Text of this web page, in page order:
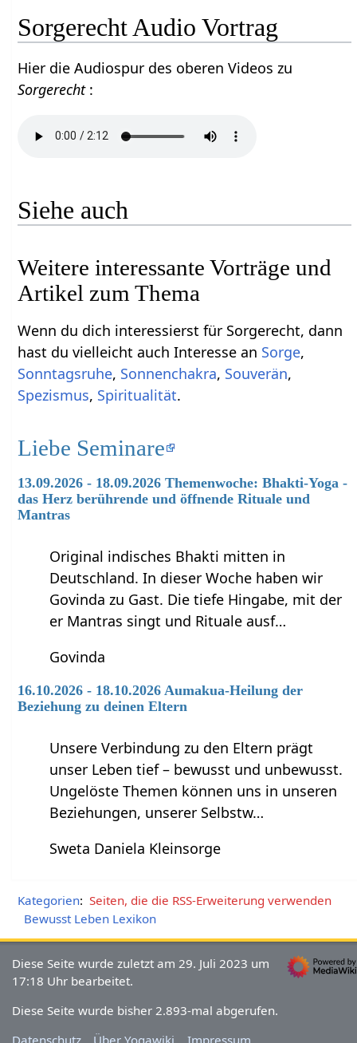
Sorgerecht Audio Vortrag
Hier die Audiospur des oberen Videos zu
Sorgerecht :
Siehe auch
Weitere interessante Vorträge und
Artikel zum Thema
Wenn du dich interessierst für Sorgerecht, dann
hast du vielleicht auch Interesse an Sorge,
Sonntagsruhe, Sonnenchakra, Souverän,
Spezismus, Spiritualität.
Liebe Seminare
13.09.2026 - 18.09.2026 Themenwoche: Bhakti-Yoga -
das Herz berührende und öffnende Rituale und
Mantras
Original indisches Bhakti mitten in
Deutschland. In dieser Woche haben wir
Govinda zu Gast. Die tiefe Hingabe, mit der
er Mantras singt und Rituale ausf…
Govinda
16.10.2026 - 18.10.2026 Aumakua-Heilung der
Beziehung zu deinen Eltern
Unsere Verbindung zu den Eltern prägt
unser Leben tief – bewusst und unbewusst.
Ungelöste Themen können uns in unseren
Beziehungen, unserer Selbstw…
Sweta Daniela Kleinsorge
Kategorien: Seiten, die die RSS-Erweiterung verwenden
Bewusst Leben Lexikon
Diese Seite wurde zuletzt am 29. Juli 2023 um
17:18 Uhr bearbeitet.
Diese Seite wurde bisher 2.893-mal abgerufen.